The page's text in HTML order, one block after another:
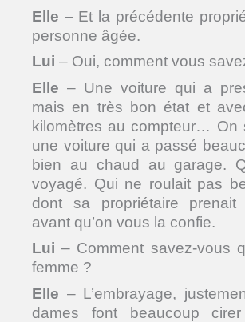
Elle – Et la précédente
personne âgée.
Lui – Oui, comment vous
Elle – Une voiture qui a
mais en très bon état et
kilomètres au compteur… On
une voiture qui a passé
bien au chaud au garage.
voyagé. Qui ne roulait pas
dont sa propriétaire
avant qu’on vous la confie.
Lui – Comment savez-vous
femme ?
Elle – L’embrayage,
dames font beaucoup cirer